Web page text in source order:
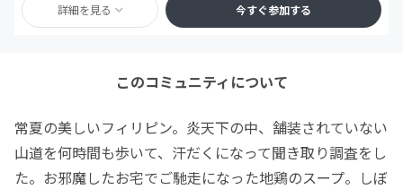
詳細を見る 今すぐ参加する
このコミュニティについて
常夏の美しいフィリピン。炎天下の中、舗装されていない
山道を何時間も歩いて、汗だくになって聞き取り調査をし
た。お邪魔したお宅でご馳走になった地鶏のスープ。しぼ